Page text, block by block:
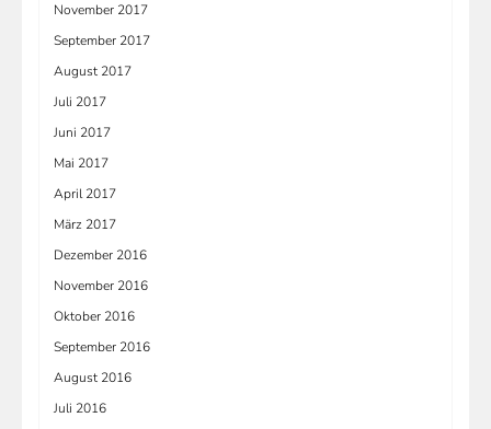
November 2017
September 2017
August 2017
Juli 2017
Juni 2017
Mai 2017
April 2017
März 2017
Dezember 2016
November 2016
Oktober 2016
September 2016
August 2016
Juli 2016